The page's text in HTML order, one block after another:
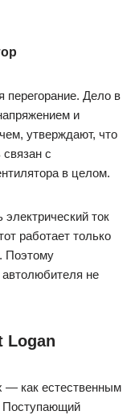
перегорание. Дело в
и
утверждают, что
с
в целом.
электрический ток
работает только
Поэтому
не
Logan
— как естественным
Поступающий